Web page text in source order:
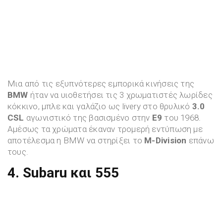
Μια από τις εξυπνότερες εμπορικά κινήσεις της
BMW ήταν να υιοθετήσει τις 3 χρωματιστές λωρίδες
κόκκινο, μπλε και γαλάζιο ως livery στο θρυλικό 3.0
CSL αγωνιστικό της βασισμένο στην Ε9 του 1968.
Αμέσως τα χρώματα έκαναν τρομερή εντύπωση με
αποτέλεσμα η BMW να στηρίξει το M-Division επάνω
τους.
4. Subaru και 555